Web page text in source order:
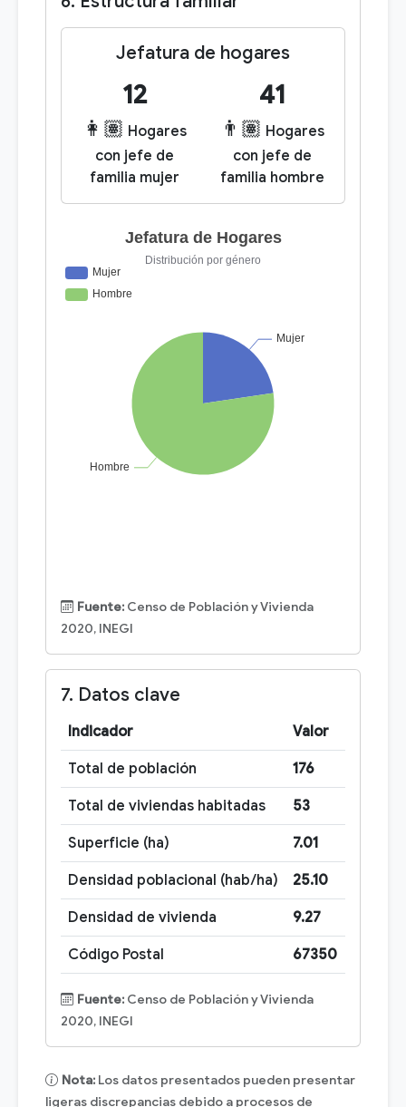
Jefatura de hogares
12
👩🏽 Hogares
con jefe de
familia mujer
41
👨🏽 Hogares
con jefe de
familia hombre
Fuente: Censo de Población y Vivienda
2020, INEGI
7. Datos clave
Indicador Valor
Total de población 176
Total de viviendas habitadas 53
Superficie (ha) 7.01
Densidad poblacional (hab/ha) 25.10
Densidad de vivienda 9.27
Código Postal 67350
Fuente: Censo de Población y Vivienda
2020, INEGI
Nota: Los datos presentados pueden presentar
ligeras discrepancias debido a procesos de